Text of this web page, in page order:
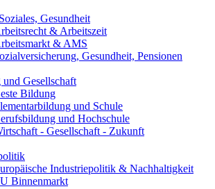
Gesundheit
& Arbeitszeit
& AMS
Gesundheit, Pensionen
Gesellschaft
Bildung
und Schule
und Hochschule
- Gesellschaft - Zukunft
Industriepolitik & Nachhaltigkeit
Binnenmarkt